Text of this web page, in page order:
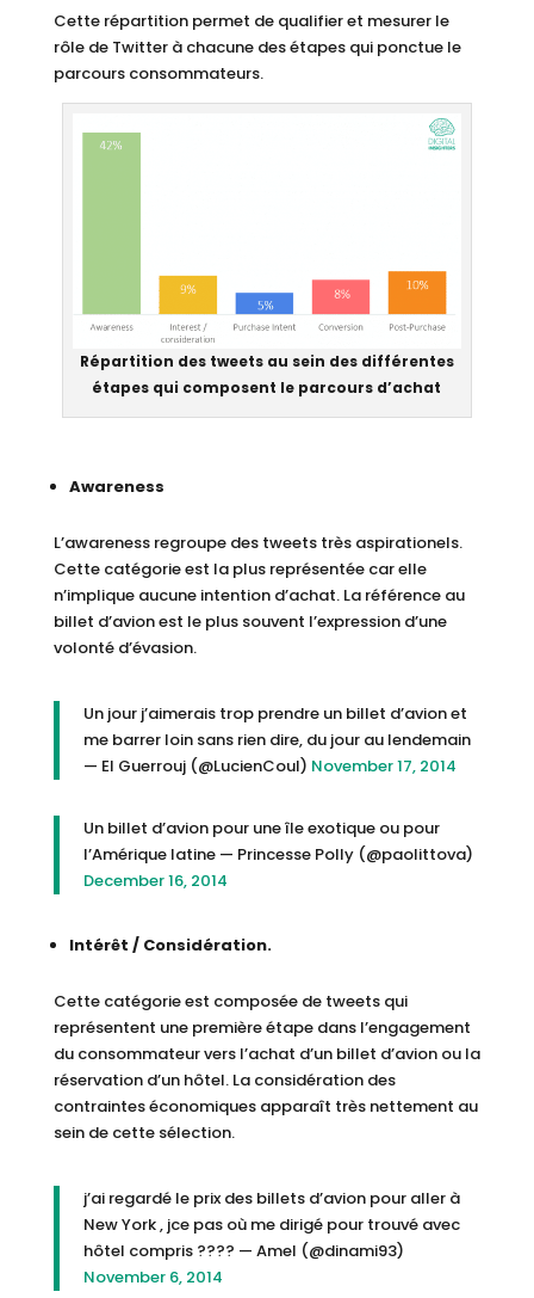
Cette répartition permet de qualifier et mesurer le
rôle de Twitter à chacune des étapes qui ponctue le
parcours consommateurs.
Répartition des tweets au sein des différentes
étapes qui composent le parcours d’achat
Awareness
L’awareness regroupe des tweets très aspirationels.
Cette catégorie est la plus représentée car elle
n’implique aucune intention d’achat. La référence au
billet d’avion est le plus souvent l’expression d’une
volonté d’évasion.
Un jour j’aimerais trop prendre un billet d’avion et
me barrer loin sans rien dire, du jour au lendemain
— El Guerrouj (@LucienCoul) November 17, 2014
Un billet d’avion pour une île exotique ou pour
l’Amérique latine — Princesse Polly (@paolittova)
December 16, 2014
Intérêt / Considération.
Cette catégorie est composée de tweets qui
représentent une première étape dans l’engagement
du consommateur vers l’achat d’un billet d’avion ou la
réservation d’un hôtel. La considération des
contraintes économiques apparaît très nettement au
sein de cette sélection.
j’ai regardé le prix des billets d’avion pour aller à
New York , jce pas où me dirigé pour trouvé avec
hôtel compris ???? — Amel (@dinami93)
November 6, 2014